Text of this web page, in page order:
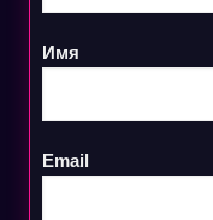
Имя
Email